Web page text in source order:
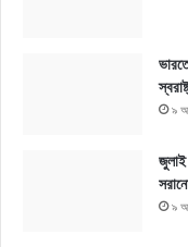
৯
জুলাই
৯